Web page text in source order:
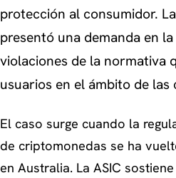
protección al consumidor.
presentó una demanda en
violaciones de la normativa
usuarios en el ámbito de
El caso surge cuando la
de criptomonedas se ha
en Australia. La ASIC